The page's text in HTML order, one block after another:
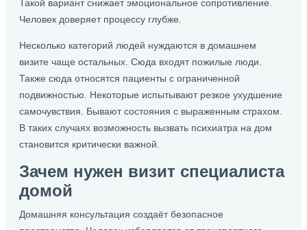
Такой вариант снижает эмоциональное сопротивление.
Человек доверяет процессу глубже.
Несколько категорий людей нуждаются в домашнем
визите чаще остальных. Сюда входят пожилые люди.
Также сюда относятся пациенты с ограниченной
подвижностью. Некоторые испытывают резкое ухудшение
самочувствия. Бывают состояния с выраженным страхом.
В таких случаях возможность вызвать психиатра на дом
становится критически важной.
Зачем нужен визит специалиста
домой
Домашняя консультация создаёт безопасное